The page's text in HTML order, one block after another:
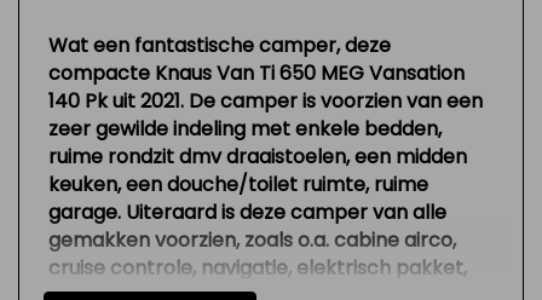
Wat een fantastische camper, deze
compacte Knaus Van Ti 650 MEG Vansation
140 Pk uit 2021. De camper is voorzien van een
zeer gewilde indeling met enkele bedden,
ruime rondzit dmv draaistoelen, een midden
keuken, een douche/toilet ruimte, ruime
garage. Uiteraard is deze camper van alle
gemakken voorzien, zoals o.a. cabine airco,
cruise controle, navigatie, elektrisch pakket,